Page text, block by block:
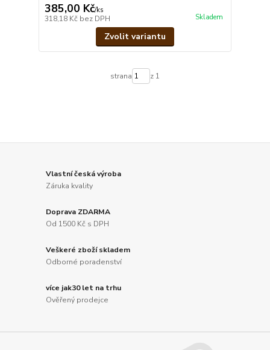
385,00 Kč/ks
318,18 Kč bez DPH Skladem
Zvolit variantu
strana z 1
Vlastní česká výroba
Záruka kvality
Doprava ZDARMA
Od 1500 Kč s DPH
Veškeré zboží skladem
Odborné poradenství
více jak30 let na trhu
Ověřený prodejce